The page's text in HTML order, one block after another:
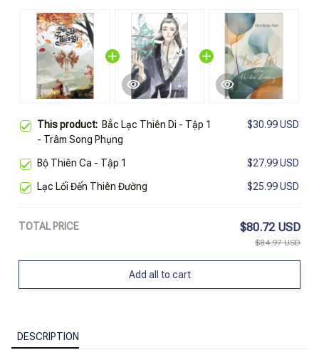
This product: Bắc Lạc Thiên Di - Tập 1
- Trâm Song Phụng
$30.99 USD
Bộ Thiên Ca - Tập 1 $27.99 USD
Lạc Lối Đến Thiên Đường $25.99 USD
TOTAL PRICE $80.72 USD
$84.97 USD
Add all to cart
DESCRIPTION